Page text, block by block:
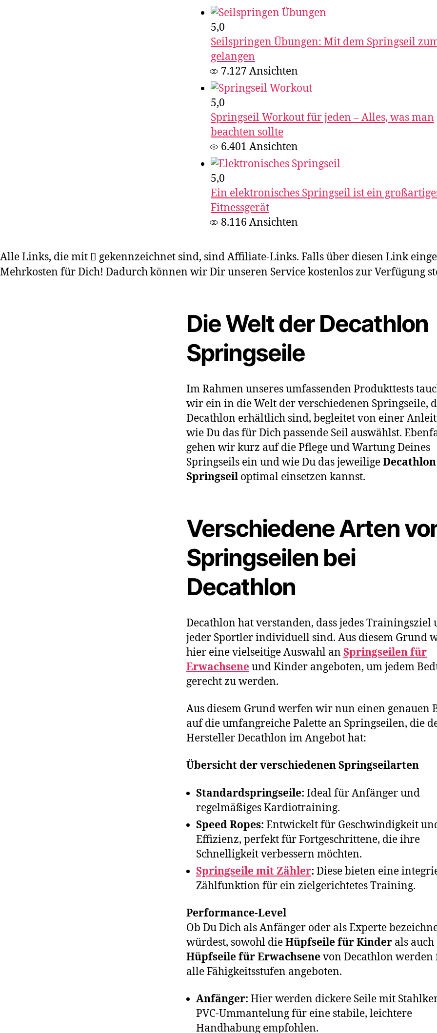
5,0
Seilspringen Übungen: Mit dem Springseil
gelangen
7.127 Ansichten
5,0
Springseil Workout für jeden – Alles, was man
beachten sollte
6.401 Ansichten
5,0
Ein elektronisches Springseil ist ein
Fitnessgerät‍
8.116 Ansichten
Alle Links, die mit
gekennzeichnet sind, sind Affiliate-Links. Falls über diesen Link
Mehrkosten für Dich! Dadurch können wir Dir unseren Service kostenlos zur Verfügung
Die Welt der Decathlon
Springseile
Im Rahmen unseres umfassenden Produkttests
wir ein in die Welt der verschiedenen Springseile,
Decathlon erhältlich sind, begleitet von einer
wie Du das für Dich passende Seil auswählst.
gehen wir kurz auf die Pflege und Wartung Deines
Springseils ein und wie Du das jeweiligeDecathlon
Springseil optimal einsetzen kannst.
Verschiedene Arten
Springseilen bei
Decathlon
Decathlon hat verstanden, dass jedes Trainingsziel
jeder Sportler individuell sind. Aus diesem Grund
hier eine vielseitige Auswahl an Springseilen für
Erwachsene und Kinder angeboten, um jedem
gerecht zu werden.
Aus diesem Grund werfen wir nun einen genauen
auf die umfangreiche Palette an Springseilen, die
Hersteller Decathlon im Angebot hat:
Übersicht der verschiedenen Springseilarten
Standardspringseile: Ideal für Anfänger und
regelmäßiges Kardiotraining.
Speed Ropes: Entwickelt für Geschwindigkeit
Effizienz, perfekt für Fortgeschrittene, die ihre
Schnelligkeit verbessern möchten.
Springseile mit Zähler: Diese bieten eine
Zählfunktion für ein zielgerichtetes Training.
Performance-Level
Ob Du Dich als Anfänger oder als Experte
würdest, sowohl dieHüpfseile für Kinder als
Hüpfseile für Erwachsenevon Decathlon
alle Fähigkeitsstufen angeboten.
Anfänger: Hier werden dickere Seile mit
PVC-Ummantelung für eine stabile, leichtere
Handhabung empfohlen.